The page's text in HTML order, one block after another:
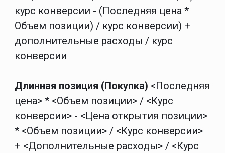
курс конверсии - (Последняя цена *
Объем позиции) / курс конверсии) +
дополнительные расходы / курс
конверсии
Длинная позиция (Покупка) <Последняя
цена> * <Объем позиции> / <Курс
конверсии> - <Цена открытия позиции>
* <Объем позиции> / <Курс конверсии>
+ <Дополнительные расходы> / <Курс